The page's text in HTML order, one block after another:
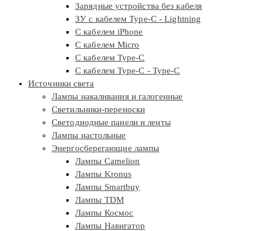
Зарядные устройства без кабеля
ЗУ с кабелем Type-C - Lightning
С кабелем iPhone
С кабелем Micro
С кабелем Type-C
С кабелем Type-C - Type-C
Источники света
Лампы накаливания и галогенные
Светильники-переноски
Светодиодные панели и ленты
Лампы настольные
Энергосберегающие лампы
Лампы Camelion
Лампы Kronus
Лампы Smartbuy
Лампы TDM
Лампы Космос
Лампы Навигатор